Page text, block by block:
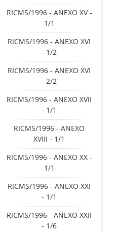
RICMS/1996 - ANEXO XV -
1/1
RICMS/1996 - ANEXO XVI
- 1/2
RICMS/1996 - ANEXO XVI
- 2/2
RICMS/1996 - ANEXO XVII
- 1/1
RICMS/1996 - ANEXO
XVIII - 1/1
RICMS/1996 - ANEXO XX -
1/1
RICMS/1996 - ANEXO XXI
- 1/1
RICMS/1996 - ANEXO XXII
- 1/6